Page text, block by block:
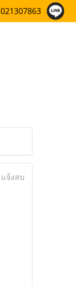
021307863
แจ้งลบ